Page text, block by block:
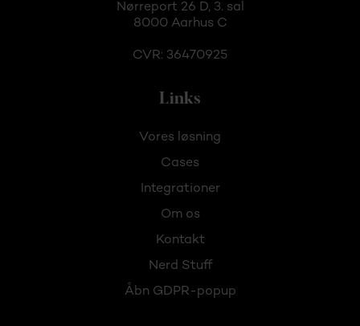
Nørreport 26 D, 3. sal
8000 Aarhus C
CVR: 36470925
Links
Vores løsning
Cases
Integrationer
Om os
Kontakt
Nerd Stuff
Åbn GDPR-popup